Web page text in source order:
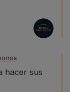
hacer sus